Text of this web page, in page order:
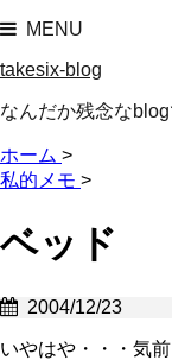
MENU
takesix-blog
なんだか残念なblog
ホーム >
私的メモ >
ベッド
2004/12/23
いやはや・・・気